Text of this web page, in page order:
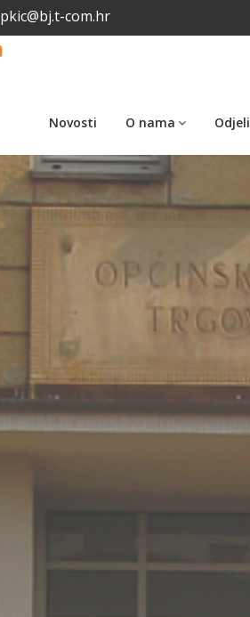
pkic@bj.t-com.hr
Novosti O nama Odjeli